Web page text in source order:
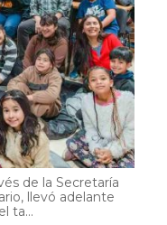
de la Secretaría
llevó adelante
ta...